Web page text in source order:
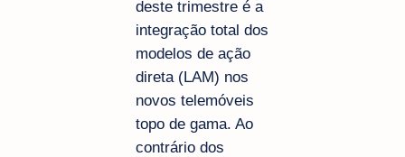
deste trimestre é a
integração total dos
modelos de ação
direta (LAM) nos
novos telemóveis
topo de gama. Ao
contrário dos